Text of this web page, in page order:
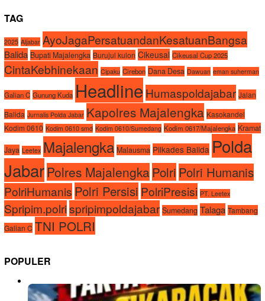
TAG
2025 Aljabar AyoJagaPersatuandanKesatuanBangsa
Balida Bupati Majalengka Burujul kulon Cikeusal Cikeusal Cup 2025
CintaKebhinekaan Cipaku Cirebon Dana Desa Dawuan eman suherman
Galian C Gunung Kuda Headline Humaspoldajabar Jalan
Balida Jurnalis Polda Jabar Kapolres Majalengka Kasokandel
Kodim 0610 Kodim 0610 smd Kodim 0610/Sumedang Kodim 0617/Majalengka Kramat
Jaya Leetex Majalengka Malausma Pilkades Balida Polda
Jabar Polres MajalengkaPolri Polri Humanis
PolriHumanis Polri Persisi PolriPresisi PT. Leetex
Spripim.polrispripimpoldajabar Sumedang Talaga Tambang
Galian C TNI POLRI
POPULER